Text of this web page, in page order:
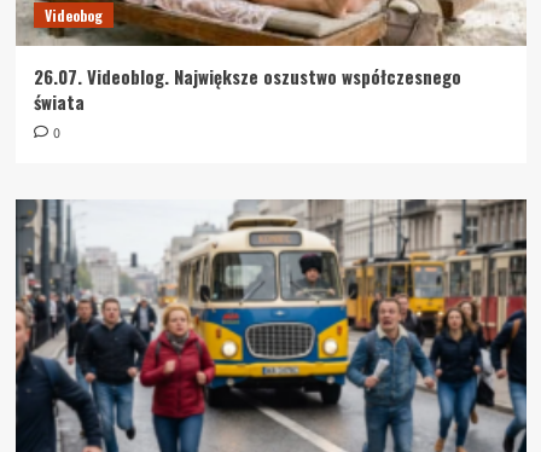
Videobog
26.07. Videoblog. Największe oszustwo współczesnego
świata
0